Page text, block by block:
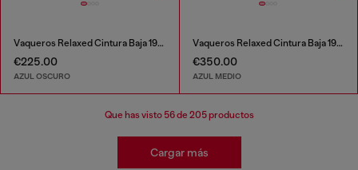
Vaqueros Relaxed Cintura Baja 1996 D-Sire
€225.00
AZUL OSCURO
Vaqueros Relaxed Cintura Baja 1996 D-Sire
€350.00
AZUL MEDIO
Que has visto 56de 205 productos
Cargar más